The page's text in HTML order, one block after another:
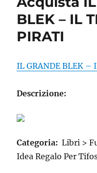
BLEK – IL
PIRATI
IL GRANDE BLEK –
Descrizione:
Categoria: Libri >
Idea Regalo Per